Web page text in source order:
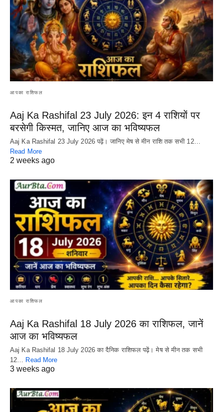
आपका राशिफल
Aaj Ka Rashifal 23 July 2026: इन 4 राशियों पर
बरसेगी किस्मत, जानिए आज का भविष्यफल
Aaj Ka Rashifal 23 July 2026 पढ़ें। जानिए मेष से मीन राशि तक सभी 12…
Read More
2 weeks ago
आपका राशिफल
Aaj Ka Rashifal 18 July 2026 का राशिफल, जानें
आज का भविष्यफल
Aaj Ka Rashifal 18 July 2026 का दैनिक राशिफल पढ़ें। मेष से मीन तक सभी
12… Read More
3 weeks ago